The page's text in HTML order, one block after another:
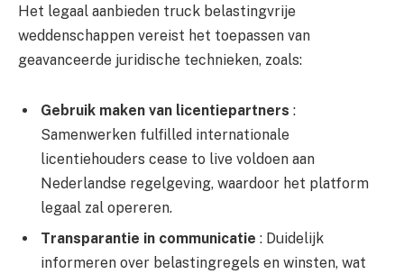
Het legaal aanbieden truck belastingvrije
weddenschappen vereist het toepassen van
geavanceerde juridische technieken, zoals:
Gebruik maken van licentiepartners :
Samenwerken fulfilled internationale
licentiehouders cease to live voldoen aan
Nederlandse regelgeving, waardoor het platform
legaal zal opereren.
Transparantie in communicatie : Duidelijk
informeren over belastingregels en winsten, wat